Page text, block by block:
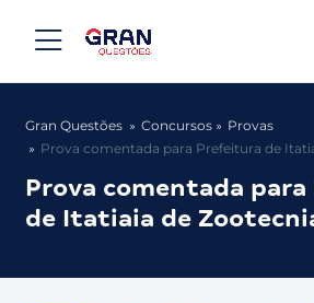
Gran Questões Concursos
Provas
Prova comentada para Prefeitura de
Prova comentada
de Itatiaia de